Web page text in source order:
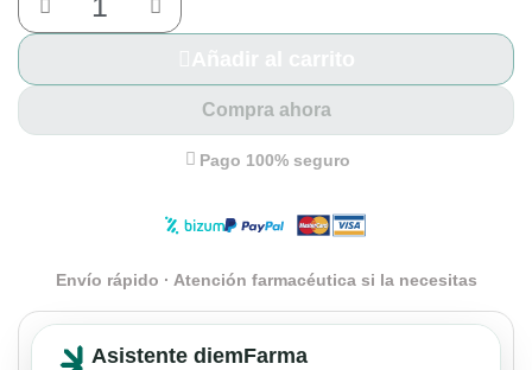
Compra ahora
Pago 100% seguro
Envío rápido · Atención farmacéutica si la necesitas
Asistente diemFarma